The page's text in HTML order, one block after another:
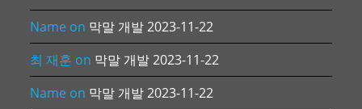
Name on 막말 개발 2023-11-22
최 재훈 on 막말 개발 2023-11-22
Name on 막말 개발 2023-11-22